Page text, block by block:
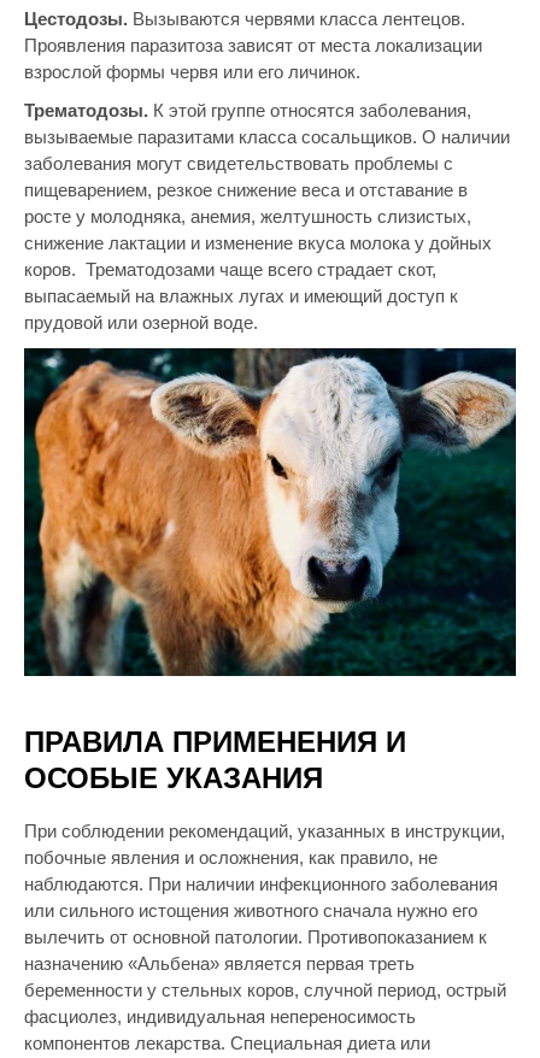
Цестодозы. Вызываются червями класса лентецов.
Проявления паразитоза зависят от места локализации
взрослой формы червя или его личинок.
Трематодозы. К этой группе относятся заболевания,
вызываемые паразитами класса сосальщиков. О наличии
заболевания могут свидетельствовать проблемы с
пищеварением, резкое снижение веса и отставание в
росте у молодняка, анемия, желтушность слизистых,
снижение лактации и изменение вкуса молока у дойных
коров. Трематодозами чаще всего страдает скот,
выпасаемый на влажных лугах и имеющий доступ к
прудовой или озерной воде.
ПРАВИЛА ПРИМЕНЕНИЯ И
ОСОБЫЕ УКАЗАНИЯ
При соблюдении рекомендаций, указанных в инструкции,
побочные явления и осложнения, как правило, не
наблюдаются. При наличии инфекционного заболевания
или сильного истощения животного сначала нужно его
вылечить от основной патологии. Противопоказанием к
назначению «Альбена» является первая треть
беременности у стельных коров, случной период, острый
фасциолез, индивидуальная непереносимость
компонентов лекарства. Специальная диета или